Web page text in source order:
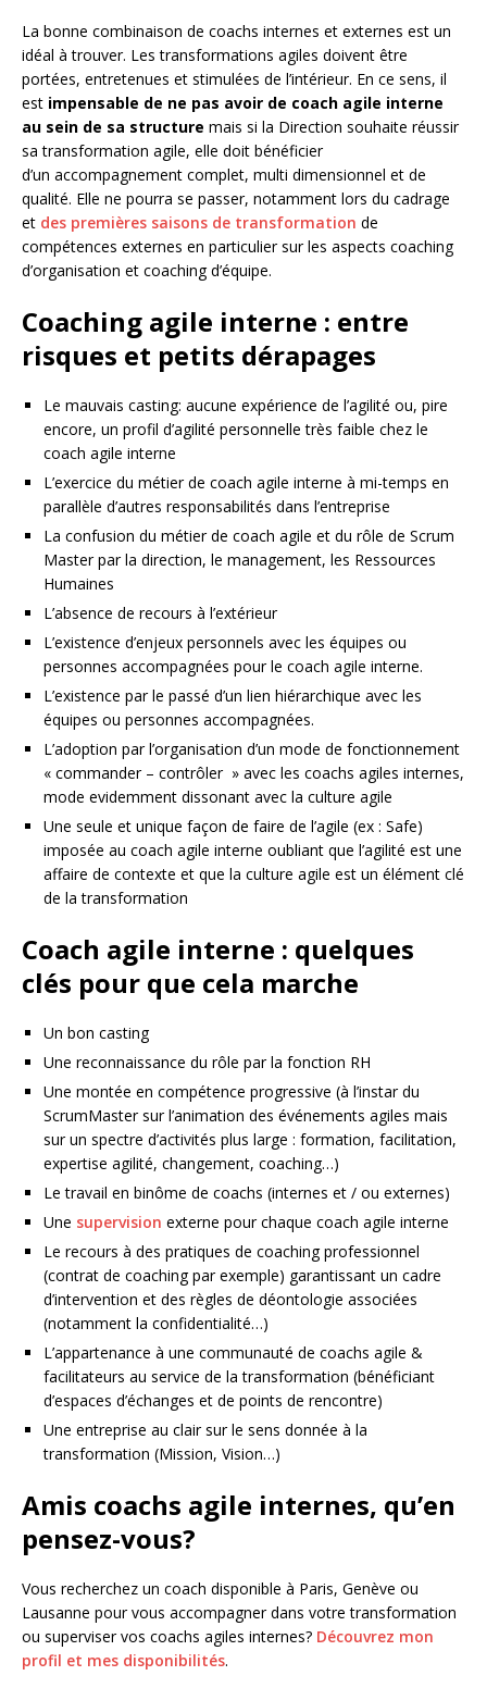
La bonne combinaison de coachs internes et externes est un
idéal à trouver. Les transformations agiles doivent être
portées, entretenues et stimulées de l’intérieur. En ce sens, il
est impensable de ne pas avoir de coach agile interne
au sein de sa structure mais si la Direction souhaite réussir
sa transformation agile, elle doit bénéficier
d’un accompagnement complet, multi dimensionnel et de
qualité. Elle ne pourra se passer, notamment lors du cadrage
et des premières saisons de transformation de
compétences externes en particulier sur les aspects coaching
d’organisation et coaching d’équipe.
Coaching agile interne : entre
risques et petits dérapages
Le mauvais casting: aucune expérience de l’agilité ou, pire
encore, un profil d’agilité personnelle très faible chez le
coach agile interne
L’exercice du métier de coach agile interne à mi-temps en
parallèle d’autres responsabilités dans l’entreprise
La confusion du métier de coach agile et du rôle de Scrum
Master par la direction, le management, les Ressources
Humaines
L’absence de recours à l’extérieur
L’existence d’enjeux personnels avec les équipes ou
personnes accompagnées pour le coach agile interne.
L’existence par le passé d’un lien hiérarchique avec les
équipes ou personnes accompagnées.
L’adoption par l’organisation d’un mode de fonctionnement
« commander – contrôler » avec les coachs agiles internes,
mode evidemment dissonant avec la culture agile
Une seule et unique façon de faire de l’agile (ex : Safe)
imposée au coach agile interne oubliant que l’agilité est une
affaire de contexte et que la culture agile est un élément clé
de la transformation
Coach agile interne : quelques
clés pour que cela marche
Un bon casting
Une reconnaissance du rôle par la fonction RH
Une montée en compétence progressive (à l’instar du
ScrumMaster sur l’animation des événements agiles mais
sur un spectre d’activités plus large : formation, facilitation,
expertise agilité, changement, coaching…)
Le travail en binôme de coachs (internes et / ou externes)
Une supervision externe pour chaque coach agile interne
Le recours à des pratiques de coaching professionnel
(contrat de coaching par exemple) garantissant un cadre
d’intervention et des règles de déontologie associées
(notamment la confidentialité…)
L’appartenance à une communauté de coachs agile &
facilitateurs au service de la transformation (bénéficiant
d’espaces d’échanges et de points de rencontre)
Une entreprise au clair sur le sens donnée à la
transformation (Mission, Vision…)
Amis coachs agile internes, qu’en
pensez-vous?
Vous recherchez un coach disponible à Paris, Genève ou
Lausanne pour vous accompagner dans votre transformation
ou superviser vos coachs agiles internes? Découvrez mon
profil et mes disponibilités.